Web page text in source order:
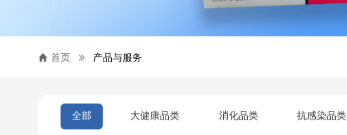
首页 产品与服务
全部 大健康品类 消化品类 抗感染品类